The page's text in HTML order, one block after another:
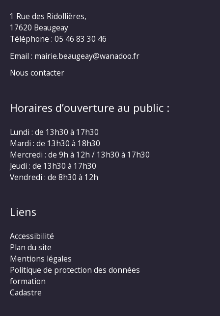
1 Rue des Ridollières,
17620 Beaugeay
Téléphone : 05 46 83 30 46
Email : mairie.beaugeay@wanadoo.fr
Nous contacter
Horaires d’ouverture au public :
Lundi : de 13h30 à 17h30
Mardi : de 13h30 à 18h30
Mercredi : de 9h à 12h / 13h30 à 17h30
Jeudi : de 13h30 à 17h30
Vendredi : de 8h30 à 12h
Liens
Accessibilité
Plan du site
Mentions légales
Politique de protection des données
formation
Cadastre